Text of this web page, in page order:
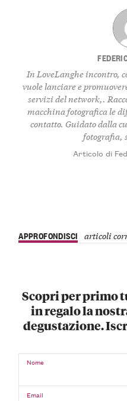
In LoveLanghe incontro,
vuole lanciare e
servizi del network,.
macchina fotografica le
contatto. Guidato dalla
fotografia,
Articolo di
APPROFONDISCI articoli
Scopri per primo
in regalo la
degustazione.
Nome
Email